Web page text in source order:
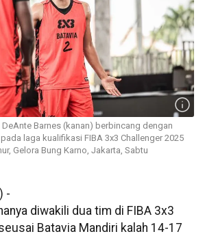
DeAnte Barnes (kanan) berbincang dengan
laga kualifikasi FIBA 3x3 Challenger 2025
Gelora Bung Karno, Jakarta, Sabtu
-
diwakili dua tim di FIBA 3x3
Batavia Mandiri kalah 14-17